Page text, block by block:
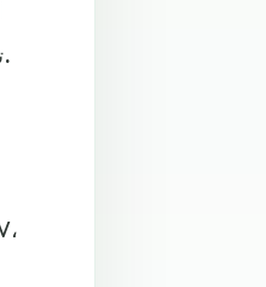
تطويره ليحل محل اعتمادها على نظام أندرويد، وسيعرف البرنامج باسم هونغ مينغ في الصين.